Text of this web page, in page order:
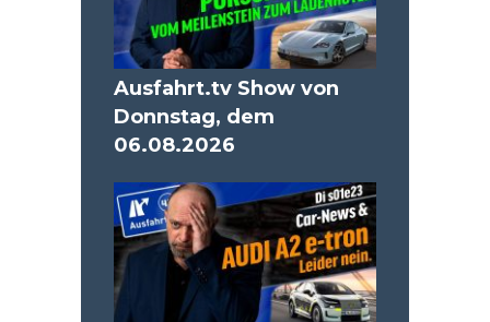
Ausfahrt.tv Show von
Donnstag, dem
06.08.2026